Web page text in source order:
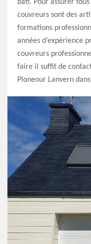
bâti. Pour assurer
couvreurs sont des
formations
années d’expérience
couvreurs
faire il suffit de
Ploneour Lanvern